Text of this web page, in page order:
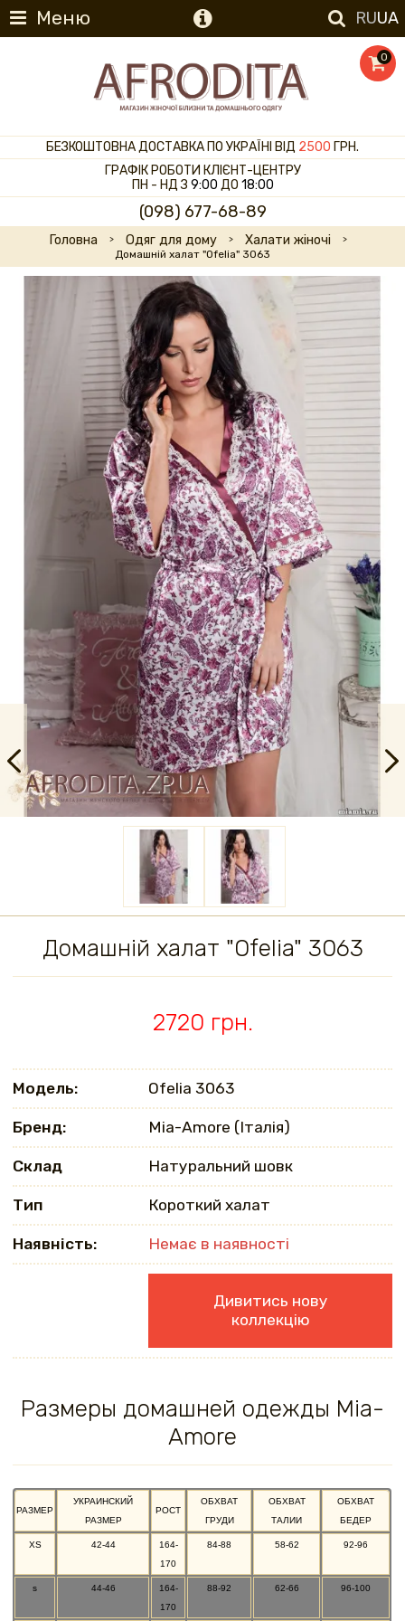
Меню RUUA
0
БЕЗКОШТОВНА ДОСТАВКА ПО УКРАЇНІ ВІД 2500 ГРН.
ГРАФІК РОБОТИ КЛІЄНТ-ЦЕНТРУ
ПН - НД З 9:00 ДО 18:00
(098) 677-68-89
Головна Одяг для дому Халати жіночі
Домашній халат "Ofelia" 3063
Домашній халат "Ofelia" 3063
2720 грн.
Модель: Ofelia 3063
Бренд: Mia-Amore (Італія)
Склад Натуральний шовк
Тип Короткий халат
Наявність: Немає в наявності
Дивитись нову
коллекцію
Размеры домашней одежды Mia-
Amore
РАЗМЕР
УКРАИНСКИЙ
РАЗМЕР
РОСТ
ОБХВАТ
ГРУДИ
ОБХВАТ
ТАЛИИ
ОБХВАТ
БЕДЕР
XS 42-44
164-
170
84-88 58-62 92-96
s 44-46
164-
170
88-92 62-66 96-100